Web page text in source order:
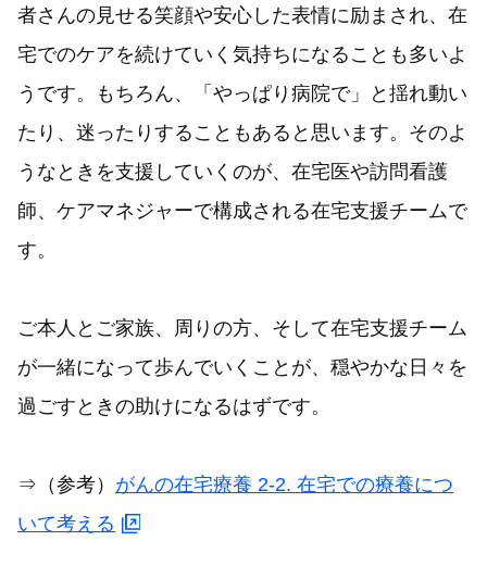
者さんの見せる笑顔や安心した表情に励まされ、在
宅でのケアを続けていく気持ちになることも多いよ
うです。もちろん、「やっぱり病院で」と揺れ動い
たり、迷ったりすることもあると思います。そのよ
うなときを支援していくのが、在宅医や訪問看護
師、ケアマネジャーで構成される在宅支援チームで
す。
ご本人とご家族、周りの方、そして在宅支援チーム
が一緒になって歩んでいくことが、穏やかな日々を
過ごすときの助けになるはずです。
⇒（参考） がんの在宅療養 2-2. 在宅での療養につ
いて考える